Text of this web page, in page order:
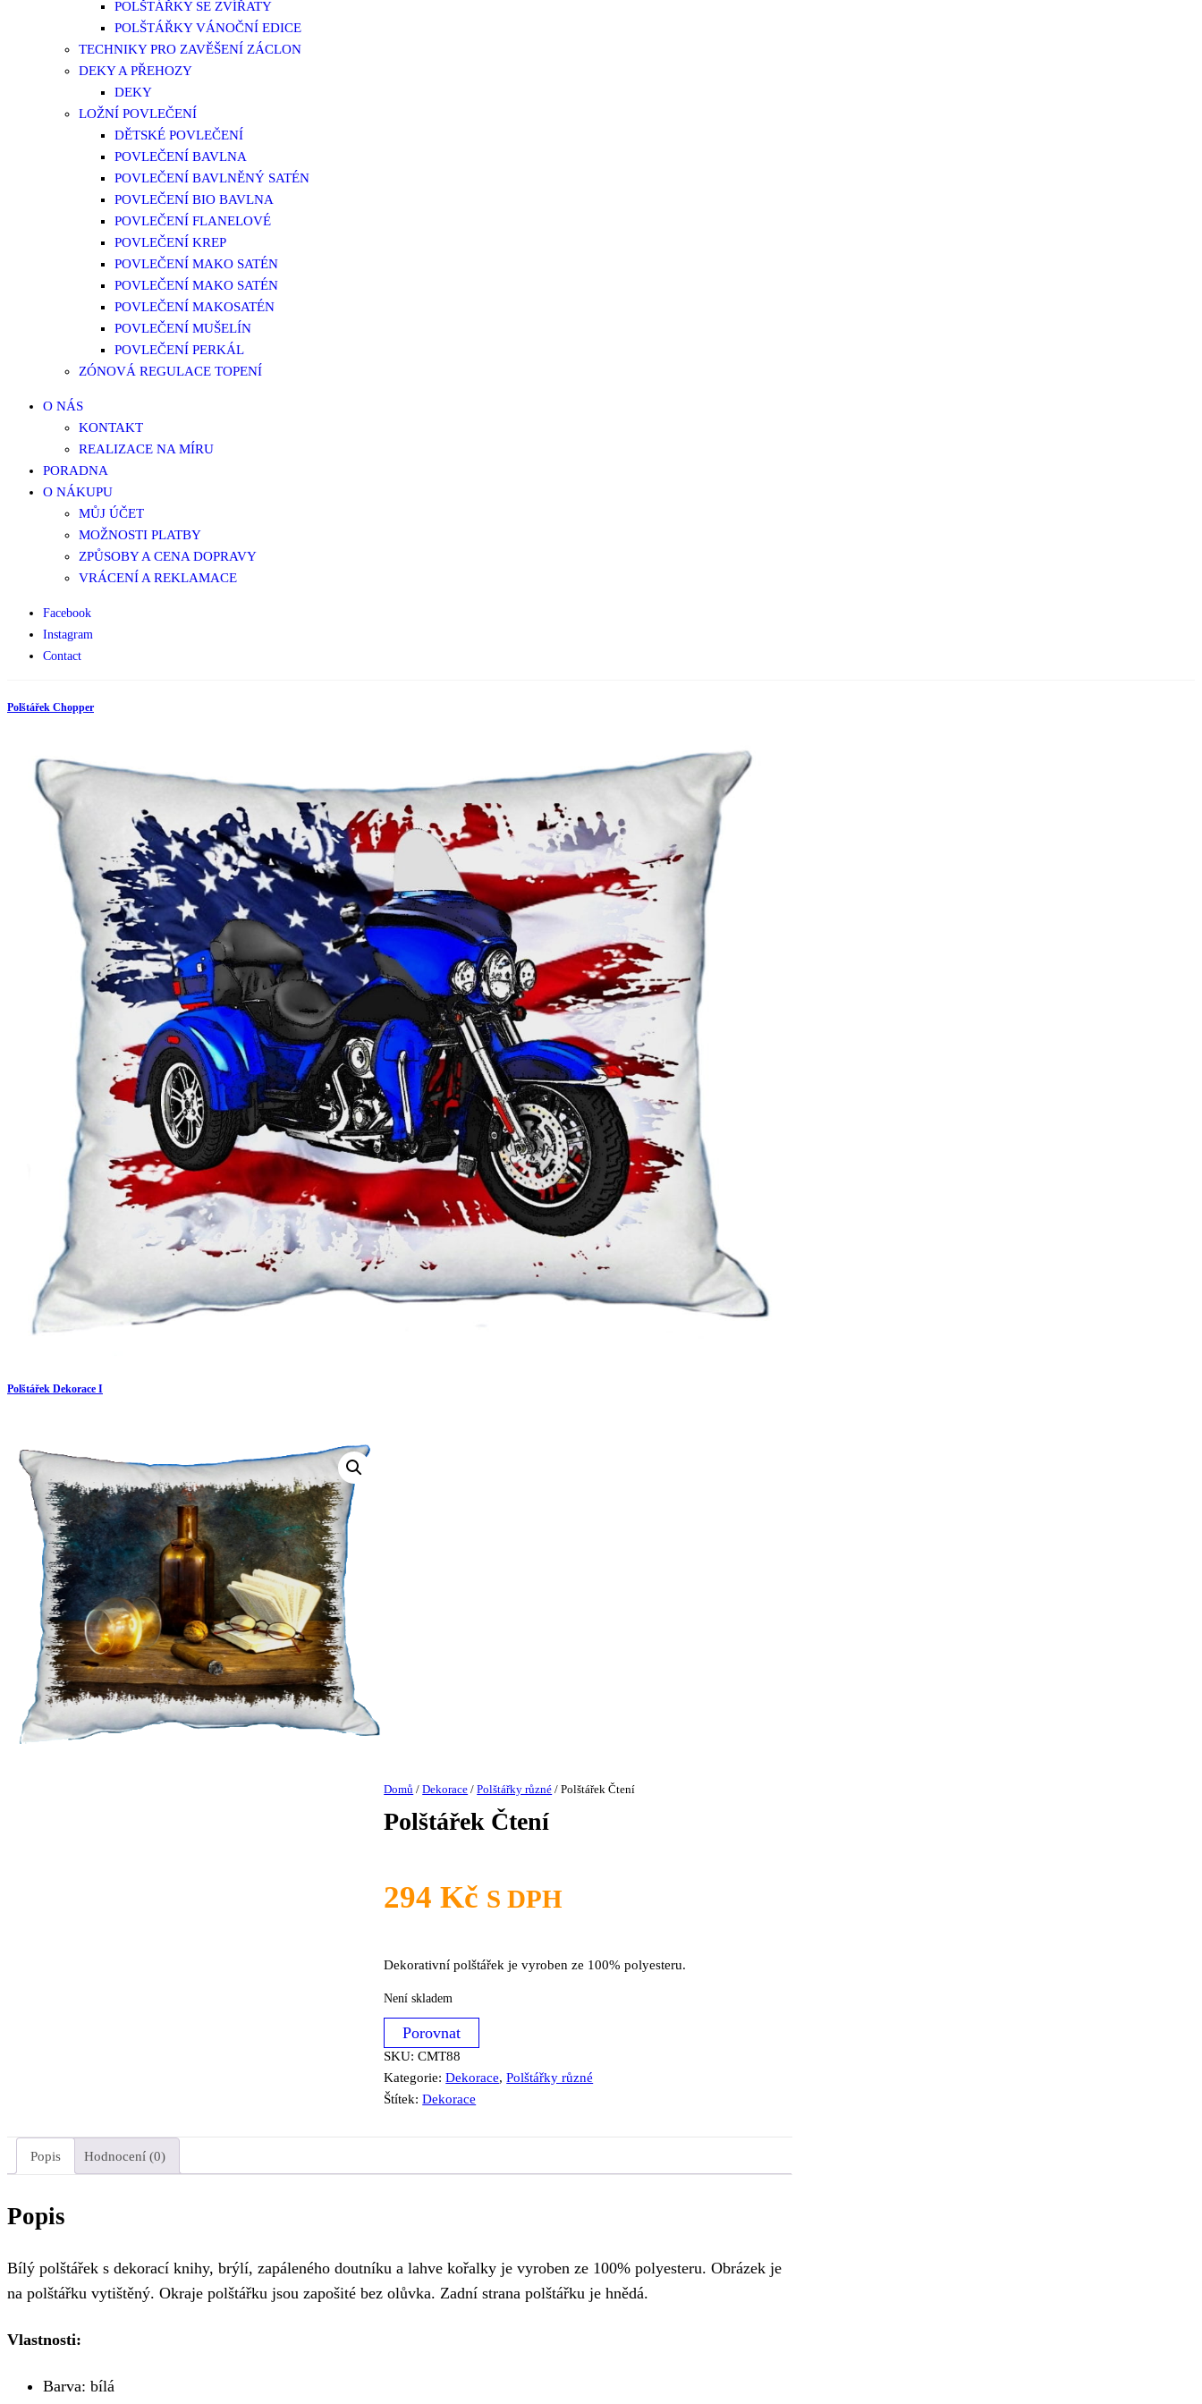
POLŠTÁŘKY SE ZVÍŘATY
POLŠTÁŘKY VÁNOČNÍ EDICE
TECHNIKY PRO ZAVĚŠENÍ ZÁCLON
DEKY A PŘEHOZY
DEKY
LOŽNÍ POVLEČENÍ
DĚTSKÉ POVLEČENÍ
POVLEČENÍ BAVLNA
POVLEČENÍ BAVLNĚNÝ SATÉN
POVLEČENÍ BIO BAVLNA
POVLEČENÍ FLANELOVÉ
POVLEČENÍ KREP
POVLEČENÍ MAKO SATÉN
POVLEČENÍ MAKO SATÉN
POVLEČENÍ MAKOSATÉN
POVLEČENÍ MUŠELÍN
POVLEČENÍ PERKÁL
ZÓNOVÁ REGULACE TOPENÍ
O NÁS
KONTAKT
REALIZACE NA MÍRU
PORADNA
O NÁKUPU
MŮJ ÚČET
MOŽNOSTI PLATBY
ZPŮSOBY A CENA DOPRAVY
VRÁCENÍ A REKLAMACE
Facebook
Instagram
Contact
Polštářek Chopper
Polštářek Dekorace I
Domů /Dekorace /Polštářky různé / Polštářek Čtení
Polštářek Čtení
294Kč S DPH
Dekorativní polštářek je vyroben ze 100% polyesteru.
Není skladem
Porovnat
SKU:CMT88
Kategorie:Dekorace,Polštářky různé
Štítek:Dekorace
Popis Hodnocení (0)
Popis
Bílý polštářek s dekorací knihy, brýlí, zapáleného doutníku a lahve kořalky je vyroben ze 100% polyesteru. Obrázek je
na polštářku vytištěný. Okraje polštářku jsou zapošité bez olůvka. Zadní strana polštářku je hnědá.
Vlastnosti:
Barva: bílá